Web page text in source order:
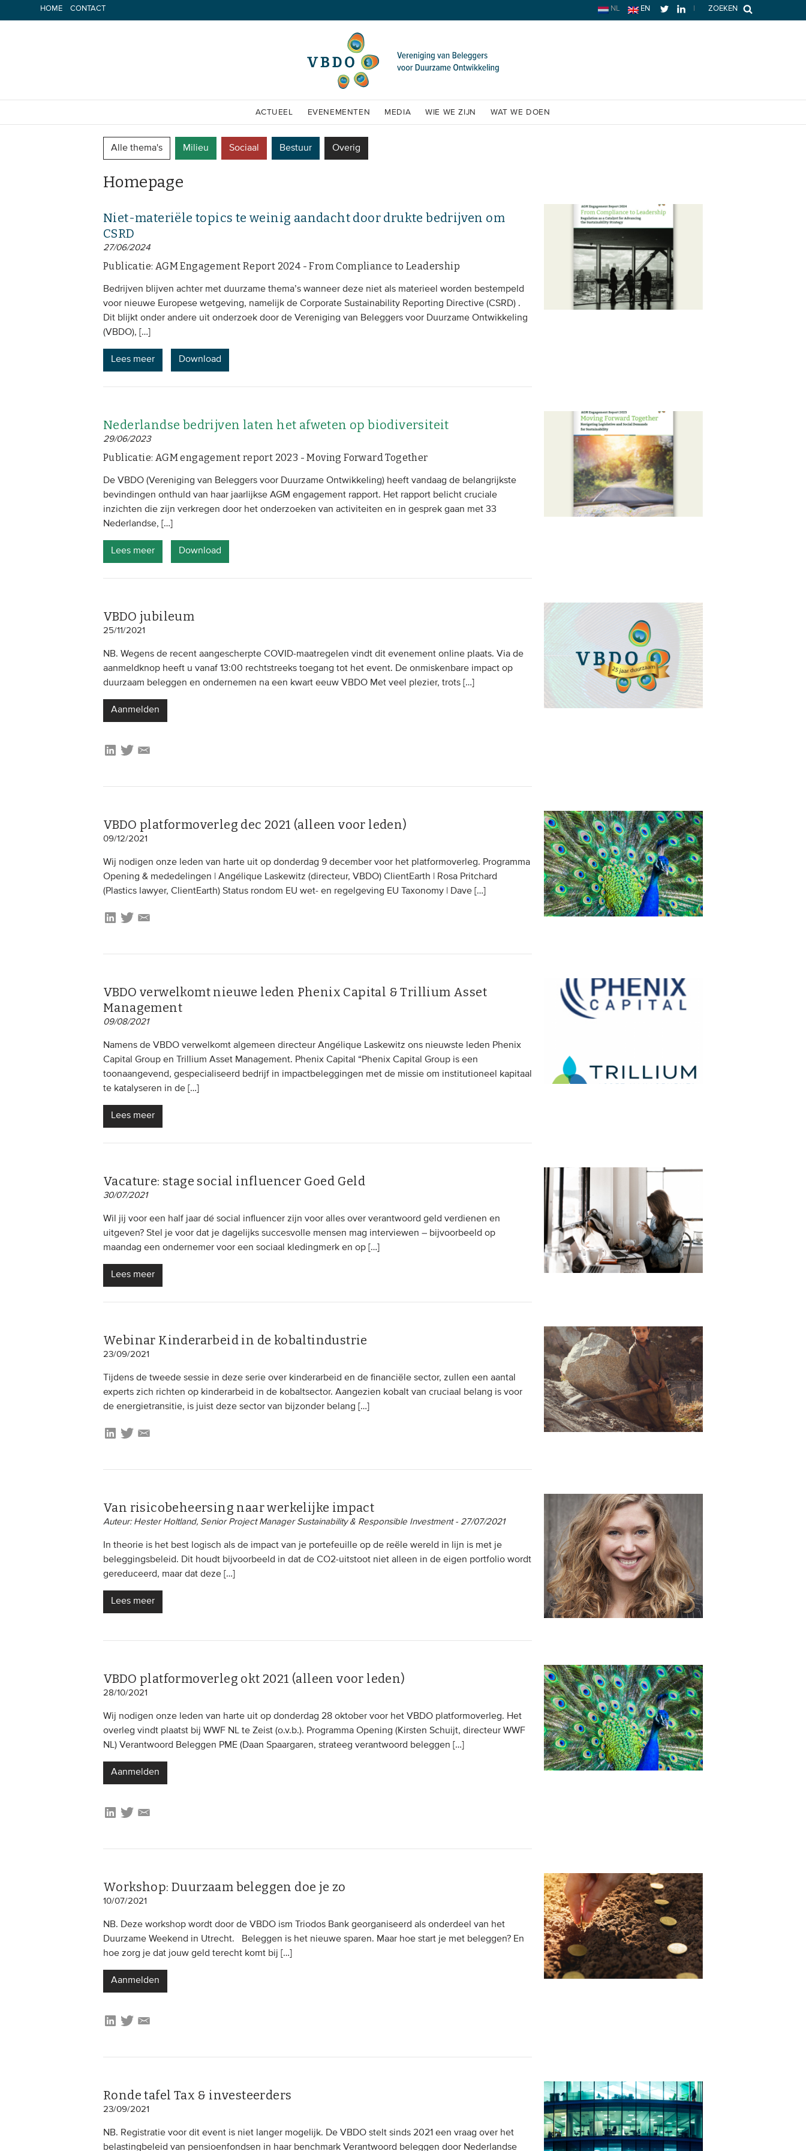
naar
HOME CONTACT ZOEKEN
NL EN
ACTUEEL EVENEMENTEN MEDIA WIE WE ZIJN WAT WE DOEN
Alle thema's Milieu Sociaal Bestuur Overig
Homepage
Niet-materiële topics te weinig aandacht door drukte bedrijven om
CSRD
27/06/2024
Publicatie: AGM Engagement Report 2024 - From Compliance to Leadership
Bedrijven blijven achter met duurzame thema’s wanneer deze niet als materieel worden bestempeld
voor nieuwe Europese wetgeving, namelijk de Corporate Sustainability Reporting Directive (CSRD) .
Dit blijkt onder andere uit onderzoek door de Vereniging van Beleggers voor Duurzame Ontwikkeling
(VBDO), […]
Lees meer Download
Nederlandse bedrijven laten het afweten op biodiversiteit
29/06/2023
Publicatie: AGM engagement report 2023 - Moving Forward Together
De VBDO (Vereniging van Beleggers voor Duurzame Ontwikkeling) heeft vandaag de belangrijkste
bevindingen onthuld van haar jaarlijkse AGM engagement rapport. Het rapport belicht cruciale
inzichten die zijn verkregen door het onderzoeken van activiteiten en in gesprek gaan met 33
Nederlandse, […]
Lees meer Download
VBDO jubileum
25/11/2021
NB. Wegens de recent aangescherpte COVID-maatregelen vindt dit evenement online plaats. Via de
aanmeldknop heeft u vanaf 13:00 rechtstreeks toegang tot het event. De onmiskenbare impact op
duurzaam beleggen en ondernemen na een kwart eeuw VBDO Met veel plezier, trots […]
Aanmelden
VBDO platformoverleg dec 2021 (alleen voor leden)
09/12/2021
Wij nodigen onze leden van harte uit op donderdag 9 december voor het platformoverleg. Programma
Opening & mededelingen | Angélique Laskewitz (directeur, VBDO) ClientEarth | Rosa Pritchard
(Plastics lawyer, ClientEarth) Status rondom EU wet- en regelgeving EU Taxonomy | Dave […]
VBDO verwelkomt nieuwe leden Phenix Capital & Trillium Asset
Management
09/08/2021
Namens de VBDO verwelkomt algemeen directeur Angélique Laskewitz ons nieuwste leden Phenix
Capital Group en Trillium Asset Management. Phenix Capital “Phenix Capital Group is een
toonaangevend, gespecialiseerd bedrijf in impactbeleggingen met de missie om institutioneel kapitaal
te katalyseren in de […]
Lees meer
Vacature: stage social influencer Goed Geld
30/07/2021
Wil jij voor een half jaar dé social influencer zijn voor alles over verantwoord geld verdienen en
uitgeven? Stel je voor dat je dagelijks succesvolle mensen mag interviewen – bijvoorbeeld op
maandag een ondernemer voor een sociaal kledingmerk en op […]
Lees meer
Webinar Kinderarbeid in de kobaltindustrie
23/09/2021
Tijdens de tweede sessie in deze serie over kinderarbeid en de financiële sector, zullen een aantal
experts zich richten op kinderarbeid in de kobaltsector. Aangezien kobalt van cruciaal belang is voor
de energietransitie, is juist deze sector van bijzonder belang […]
Van risicobeheersing naar werkelijke impact
Auteur: Hester Holtland, Senior Project Manager Sustainability & Responsible Investment - 27/07/2021
In theorie is het best logisch als de impact van je portefeuille op de reële wereld in lijn is met je
beleggingsbeleid. Dit houdt bijvoorbeeld in dat de CO2-uitstoot niet alleen in de eigen portfolio wordt
gereduceerd, maar dat deze […]
Lees meer
VBDO platformoverleg okt 2021 (alleen voor leden)
28/10/2021
Wij nodigen onze leden van harte uit op donderdag 28 oktober voor het VBDO platformoverleg. Het
overleg vindt plaatst bij WWF NL te Zeist (o.v.b.). Programma Opening (Kirsten Schuijt, directeur WWF
NL) Verantwoord Beleggen PME (Daan Spaargaren, strateeg verantwoord beleggen […]
Aanmelden
Workshop: Duurzaam beleggen doe je zo
10/07/2021
NB. Deze workshop wordt door de VBDO ism Triodos Bank georganiseerd als onderdeel van het
Duurzame Weekend in Utrecht. Beleggen is het nieuwe sparen. Maar hoe start je met beleggen? En
hoe zorg je dat jouw geld terecht komt bij […]
Aanmelden
Ronde tafel Tax & investeerders
23/09/2021
NB. Registratie voor dit event is niet langer mogelijk. De VBDO stelt sinds 2021 een vraag over het
belastingbeleid van pensioenfondsen in haar benchmark Verantwoord beleggen door Nederlandse